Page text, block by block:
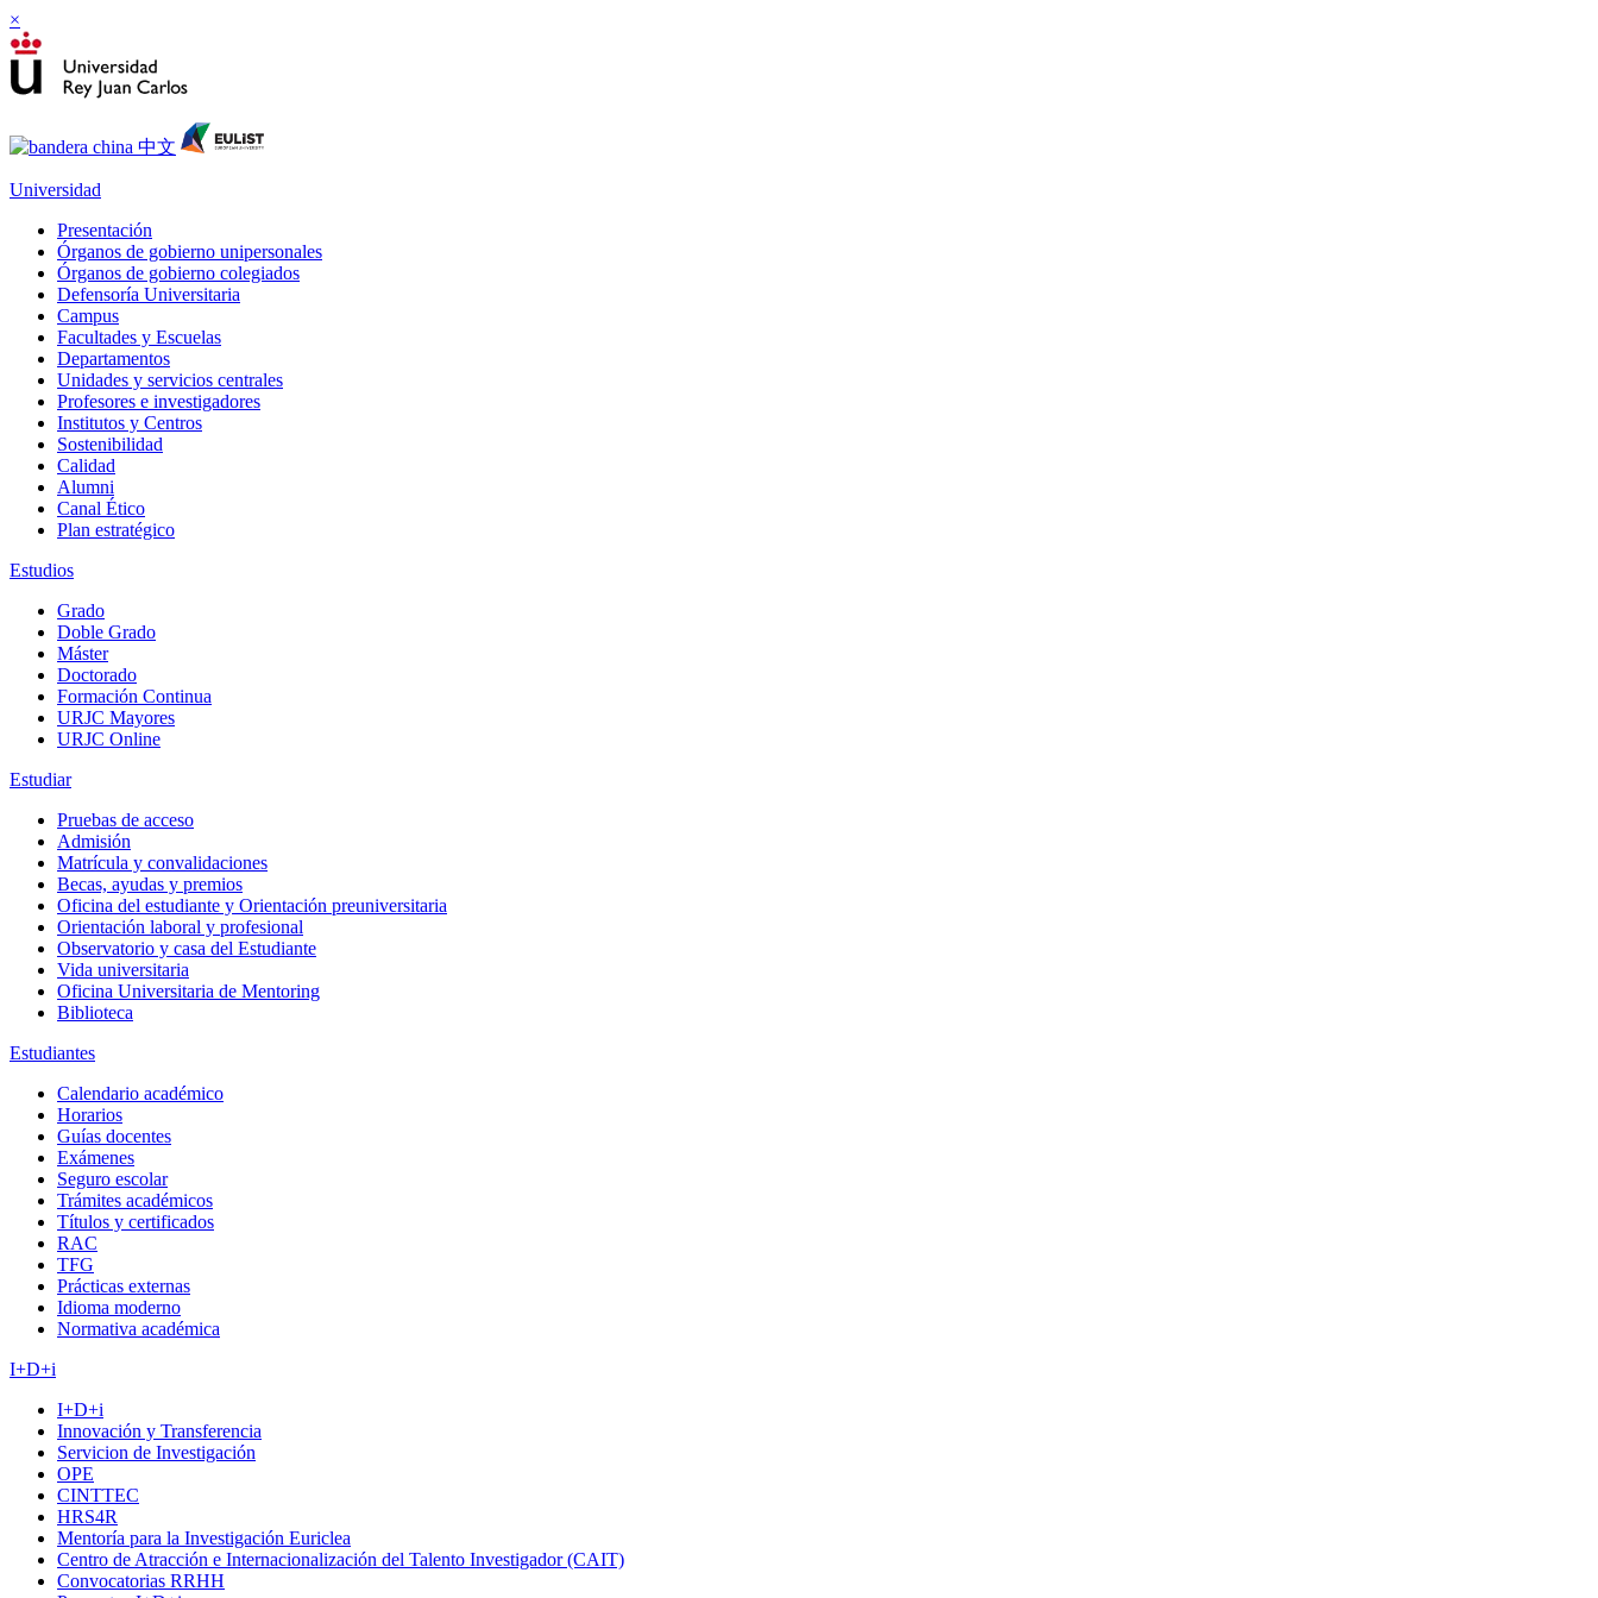
×
Universidad
Presentación
Órganos de gobierno unipersonales
Órganos de gobierno colegiados
Defensoría Universitaria
Campus
Facultades y Escuelas
Departamentos
Unidades y servicios centrales
Profesores e investigadores
Institutos y Centros
Sostenibilidad
Calidad
Alumni
Canal Ético
Plan estratégico
Estudios
Grado
Doble Grado
Máster
Doctorado
Formación Continua
URJC Mayores
URJC Online
Estudiar
Pruebas de acceso
Admisión
Matrícula y convalidaciones
Becas, ayudas y premios
Oficina del estudiante y Orientación preuniversitaria
Orientación laboral y profesional
Observatorio y casa del Estudiante
Vida universitaria
Oficina Universitaria de Mentoring
Biblioteca
Estudiantes
Calendario académico
Horarios
Guías docentes
Exámenes
Seguro escolar
Trámites académicos
Títulos y certificados
RAC
TFG
Prácticas externas
Idioma moderno
Normativa académica
I+D+i
I+D+i
Innovación y Transferencia
Servicion de Investigación
OPE
CINTTEC
HRS4R
Mentoría para la Investigación Euriclea
Centro de Atracción e Internacionalización del Talento Investigador (CAIT)
Convocatorias RRHH